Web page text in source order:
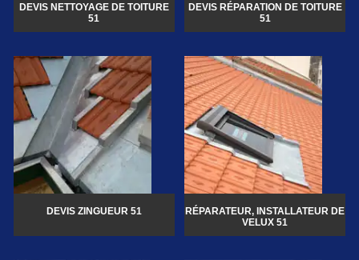
DEVIS NETTOYAGE DE TOITURE
51
DEVIS RÉPARATION DE TOITURE
51
DEVIS ZINGUEUR 51
RÉPARATEUR, INSTALLATEUR DE
VELUX 51